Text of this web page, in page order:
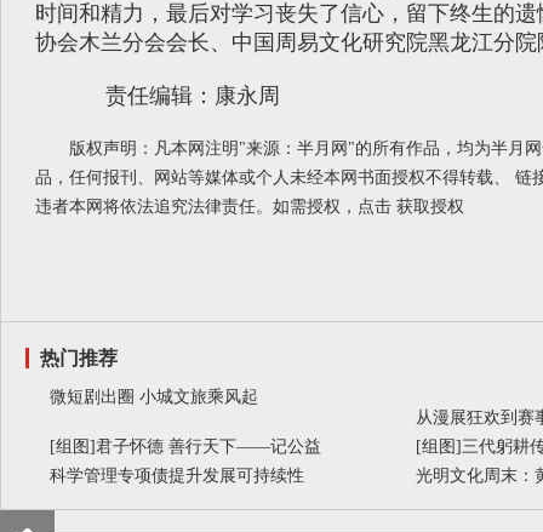
时间和精力，最后对学习丧失了信心，留下终生的遗
协会木兰分会会长、 中国周易文化研究院黑龙江分院
责任编辑：康永周
版权声明：凡本网注明"来源：半月网"的所有作品，均为半月
品，任何报刊、网站等媒体或个人未经本网书面授权不得转载、 链
违者本网将依法追究法律责任。如需授权，点击 获取授权
热门推荐
微短剧出圈 小城文旅乘风起
从漫展狂欢到赛
[组图]君子怀德 善行天下——记公益 [组图]三代躬耕
科学管理专项债提升发展可持续性
光明文化周末：